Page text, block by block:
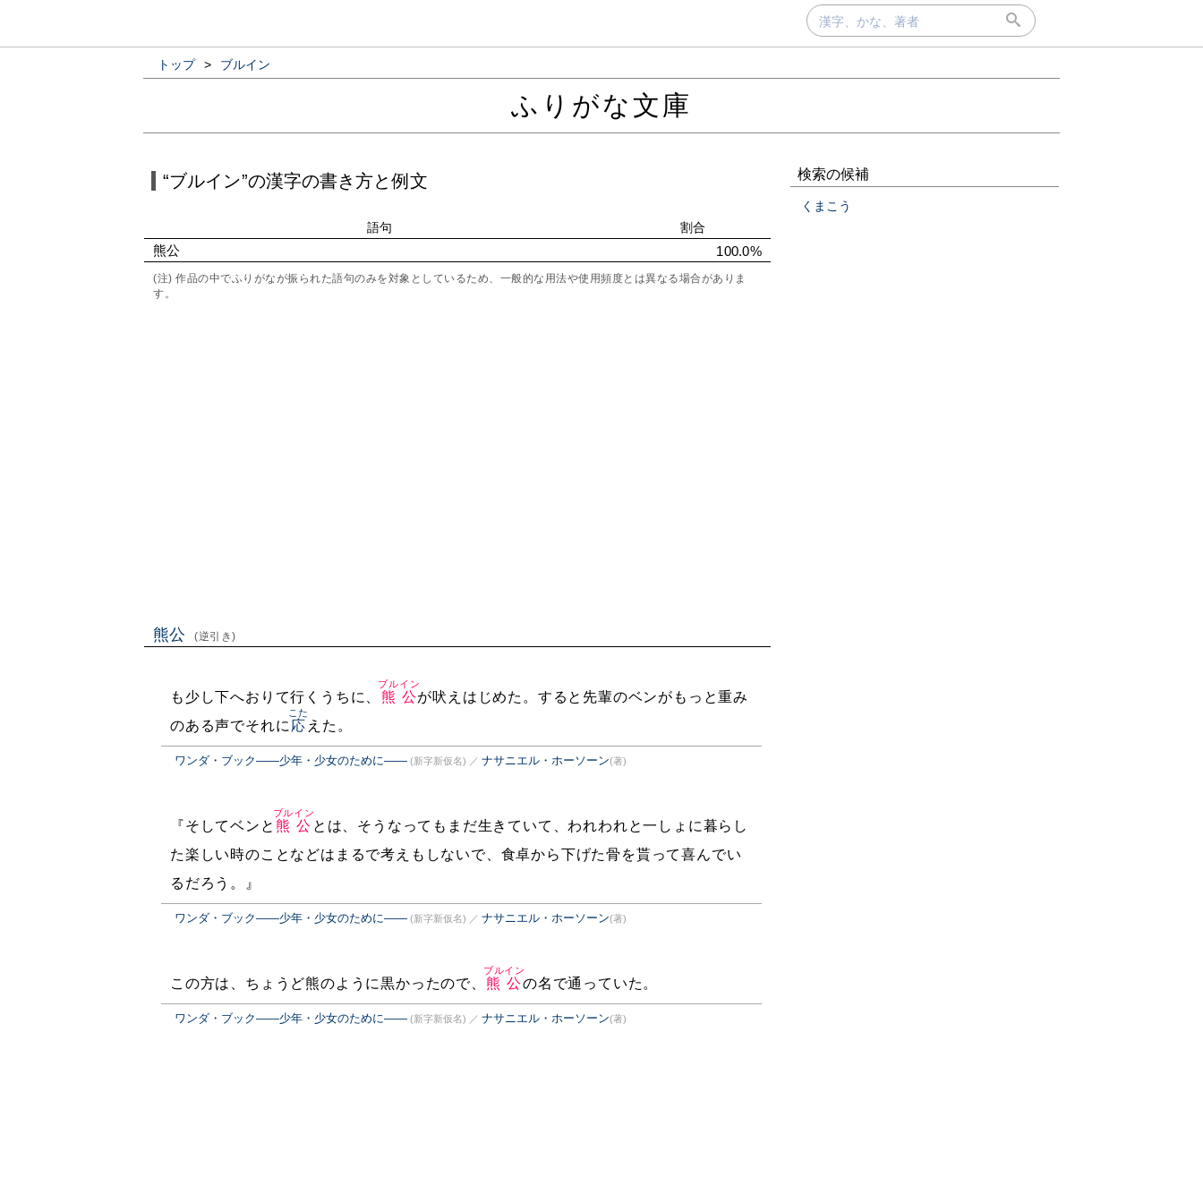
トップ > ブルイン
ふりがな文庫
“ブルイン”の漢字の書き方と例文
語句 割合
熊公 100.0%
(注) 作品の中でふりがなが振られた語句のみを対象としているため、一般的な用法や使用頻度とは異なる場合がありま
す。
熊公 (逆引き)
も少し下へおりて行くうちに、 熊公
ブルイン
が吠えはじめた。すると先輩のベンがもっと重み
のある声でそれに 応
こた
えた。
ワンダ・ブック――少年・少女のために―― (新字新仮名) ／ ナサニエル・ホーソーン(著)
『そしてベンと 熊公
ブルイン
とは、そうなってもまだ生きていて、われわれと一しょに暮らし
た楽しい時のことなどはまるで考えもしないで、食卓から下げた骨を貰って喜んでい
るだろう。』
ワンダ・ブック――少年・少女のために―― (新字新仮名) ／ ナサニエル・ホーソーン(著)
この方は、ちょうど熊のように黒かったので、 熊公
ブルイン
の名で通っていた。
ワンダ・ブック――少年・少女のために―― (新字新仮名) ／ ナサニエル・ホーソーン(著)
検索の候補
くまこう